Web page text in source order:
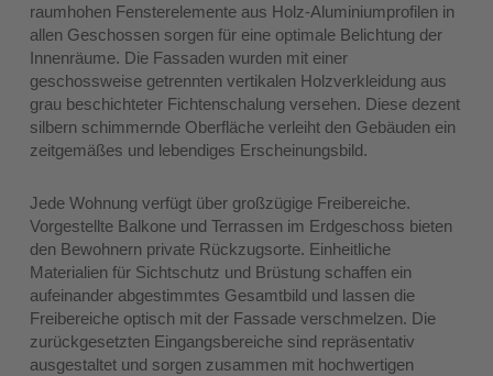
raumhohen Fensterelemente aus Holz-Aluminiumprofilen in
allen Geschossen sorgen für eine optimale Belichtung der
Innenräume. Die Fassaden wurden mit einer
geschossweise getrennten vertikalen Holzverkleidung aus
grau beschichteter Fichtenschalung versehen. Diese dezent
silbern schimmernde Oberfläche verleiht den Gebäuden ein
zeitgemäßes und lebendiges Erscheinungsbild.
Jede Wohnung verfügt über großzügige Freibereiche.
Vorgestellte Balkone und Terrassen im Erdgeschoss bieten
den Bewohnern private Rückzugsorte. Einheitliche
Materialien für Sichtschutz und Brüstung schaffen ein
aufeinander abgestimmtes Gesamtbild und lassen die
Freibereiche optisch mit der Fassade verschmelzen. Die
zurückgesetzten Eingangsbereiche sind repräsentativ
ausgestaltet und sorgen zusammen mit hochwertigen